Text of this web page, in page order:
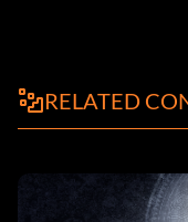
RELATED